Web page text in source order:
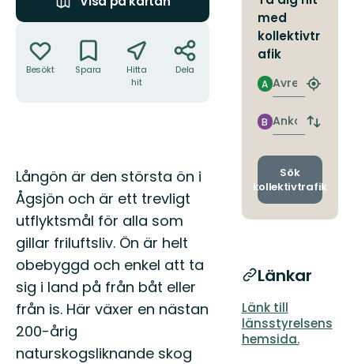
Besökt Spara
Hitta
hit
Dela
Beskrivning
Långön är den största ön i
Ågsjön och är ett trevligt
utflyktsmål för alla som
gillar friluftsliv. Ön är helt
obebyggd och enkel att ta
sig i land på från båt eller
från is. Här växer en nästan
200-årig
naturskogsliknande skog
med
kollektivtr
afik
Avresa
A
Hitta
Ankomst
B
Byt
och
Sök
kollektivtrafik
Länkar
Länk till
länsstyrelsens
hemsida.